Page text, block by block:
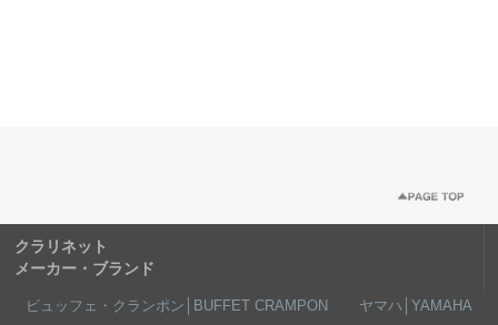
クラリネット
メーカー・ブランド
ビュッフェ・クランポン│BUFFET CRAMPON
ヤマハ│YAMAHA